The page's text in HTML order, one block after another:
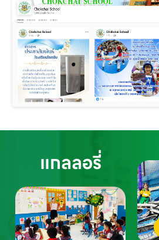
แกลลอรี่